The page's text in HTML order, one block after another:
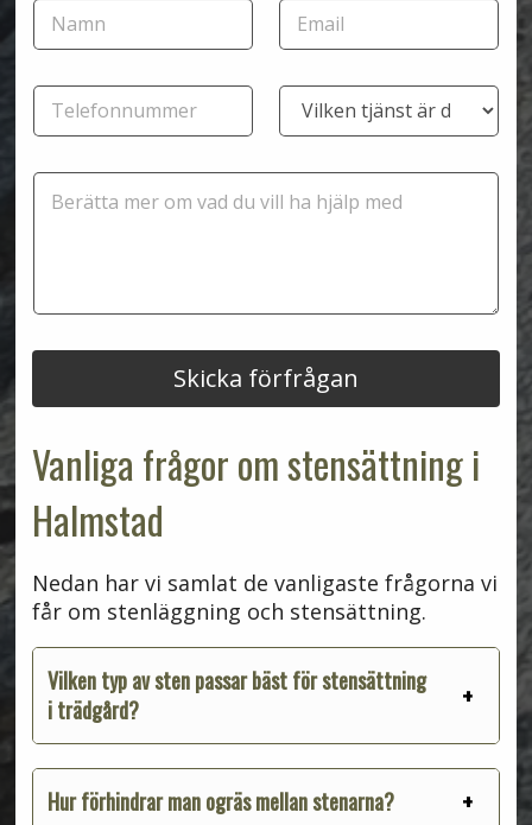
N
m
*
E
p
s
*
m
T
l
f
m
T
ä
t
M
a
d
Skicka förfrågan
Vanliga frågor om stensättning i
Halmstad
Nedan har vi samlat de vanligaste frågorna vi
får om stenläggning och stensättning.
Vilken typ av sten passar bäst för stensättning
i trädgård?
Hur förhindrar man ogräs mellan stenarna?